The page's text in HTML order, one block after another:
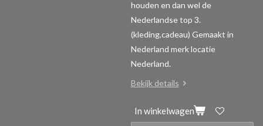
houden en dan wel de
Nederlandse top 3.
(kleding,cadeau) Gemaakt in
Nederland merk locatie
Nederland.
Bekijk details
In winkelwagen